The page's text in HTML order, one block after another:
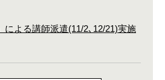
による講師派遣(11/2､12/21)実施